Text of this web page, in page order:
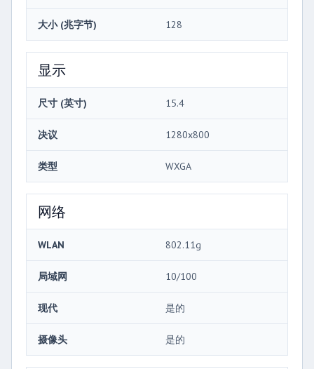
大小 (兆字节) 128
显示
尺寸 (英寸) 15.4
决议 1280x800
类型 WXGA
网络
WLAN 802.11g
局域网 10/100
现代 是的
摄像头 是的